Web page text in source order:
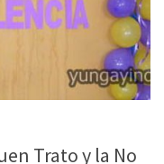
Trato y la No